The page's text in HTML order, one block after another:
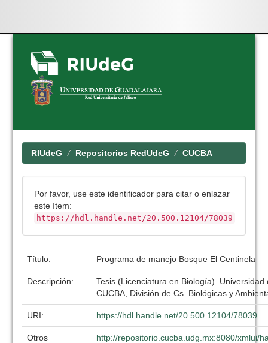
Skip
navigation
RIUdeG Repositorios RedUdeG CUCBA
Por favor, use este identificador para citar o enlazar
este ítem:
https://hdl.handle.net/20.500.12104/78039
Título: Programa de manejo Bosque El Centinela
Descripción:
Tesis (Licenciatura en Biología). Universidad
CUCBA, División de Cs. Biológicas y
URI: https://hdl.handle.net/20.500.12104/78039
Otros
http://repositorio.cucba.udg.mx:8080/xmlui/